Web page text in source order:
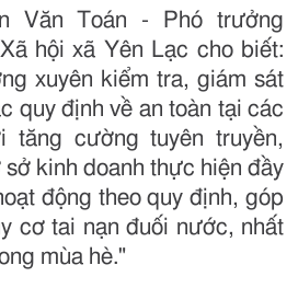
Văn Toán - Phó trưởng
hội xã Yên Lạc cho biết:
xuyên kiểm tra, giám sát
quy định về an toàn tại các
tăng cường tuyên truyền,
kinh doanh thực hiện đầy
động theo quy định, góp
cơ tai nạn đuối nước, nhất
mùa hè."